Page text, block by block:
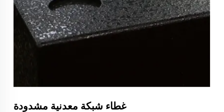
غطاء شبكة معدنية مشدودة